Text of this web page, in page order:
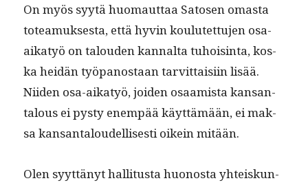
On myös syytä huo­maut­taa Satosen omas­ta
totea­muk­ses­ta, että hyvin koulutet­tu­jen osa-
aikatyö on talouden kannal­ta tuhois­in­ta, kos­
ka hei­dän työ­panos­taan tarvit­taisi­in lisää.
Niiden osa-aikatyö, joiden osaamista kansan­
talous ei pysty enem­pää käyt­tämään, ei mak­
sa kansan­taloudel­lis­es­ti oikein mitään.
Olen syyt­tänyt hal­li­tus­ta huonos­ta yhteiskun­